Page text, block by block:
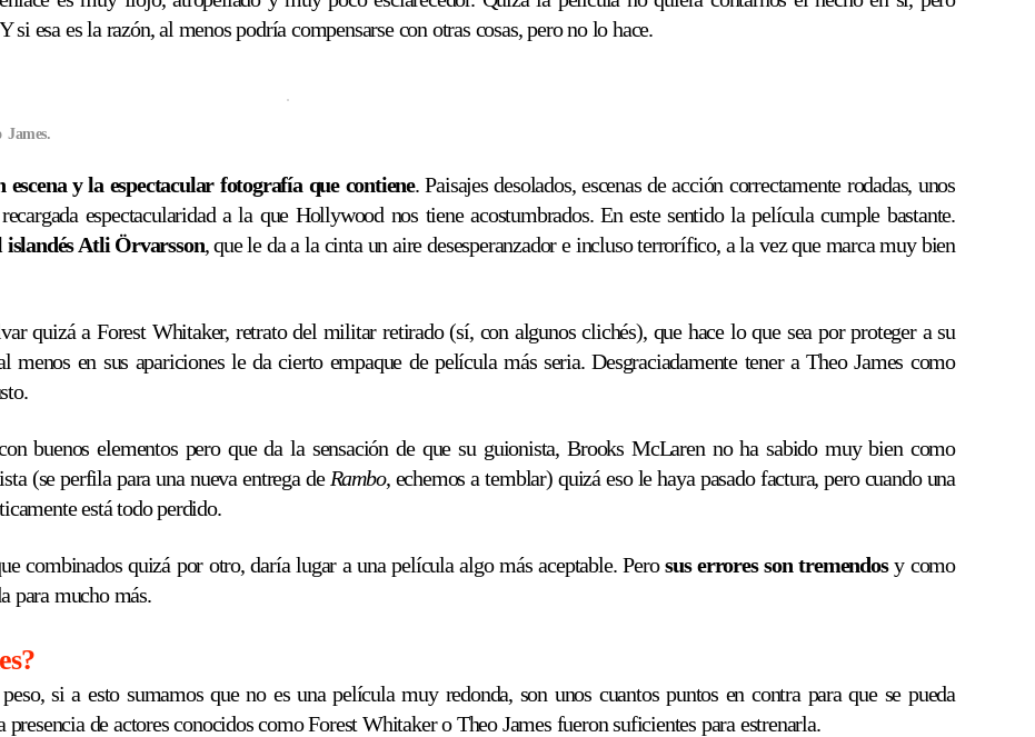
si esa es la razón, al menos podría compensarse con otras cosas, pero no lo hace.
y la espectacular fotografía que contiene. Paisajes desolados, escenas de acción correctamente rodadas, unos
espectacularidad a la que Hollywood nos tiene acostumbrados. En este sentido la película cumple bastante.
islandés Atli Örvarsson, que le da a la cinta un aire desesperanzador e incluso terrorífico, a la vez que marca muy bien
quizá a Forest Whitaker, retrato del militar retirado (sí, con algunos clichés), que hace lo que sea por proteger a su
en sus apariciones le da cierto empaque de película más seria. Desgraciadamente tener a Theo James como
buenos elementos pero que da la sensación de que su guionista, Brooks McLaren no ha sabido muy bien como
(se perfila para una nueva entrega de Rambo, echemos a temblar) quizá eso le haya pasado factura, pero cuando una
está todo perdido.
combinados quizá por otro, daría lugar a una película algo más aceptable. Perosus errores son tremendosy como
para mucho más.
si a esto sumamos que no es una película muy redonda, son unos cuantos puntos en contra para que se pueda
de actores conocidos como Forest Whitaker o Theo James fueron suficientes para estrenarla.